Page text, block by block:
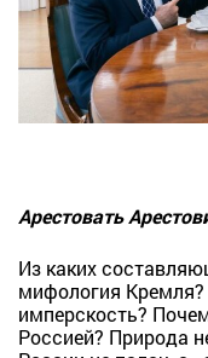
Арестовать
Из каких
мифология
имперскость?
Россией? Природа